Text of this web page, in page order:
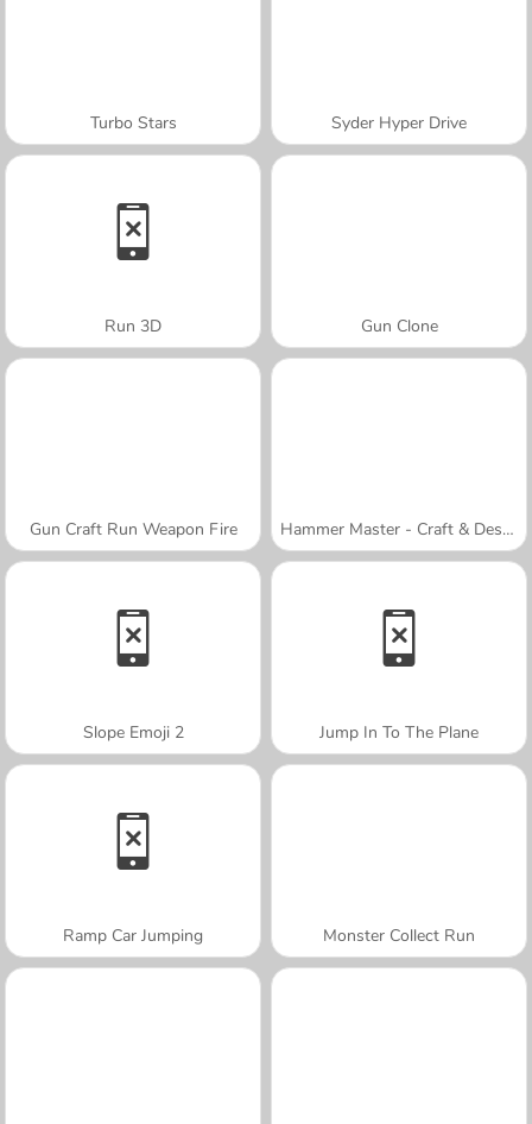
Turbo Stars Syder Hyper Drive
Run 3D Gun Clone
Gun Craft Run Weapon Fire Hammer Master - Craft & Destroy!
Slope Emoji 2 Jump In To The Plane
Ramp Car Jumping Monster Collect Run